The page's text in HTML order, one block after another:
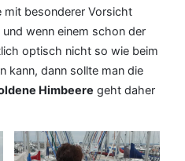
mit besonderer Vorsicht
wenn einem schon der
optisch nicht so wie beim
kann, dann sollte man die
Himbeere geht daher